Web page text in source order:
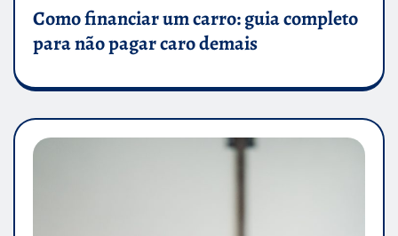
Como financiar um carro: guia completo
para não pagar caro demais